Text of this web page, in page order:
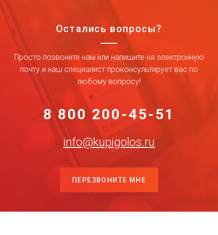
Остались вопросы?
Просто позвоните нам или напишите на электронную
почту и наш специалист проконсультирует вас по
любому вопросу!
8 800 200-45-51
info@kupigolos.ru
ПЕРЕЗВОНИТЕ МНЕ